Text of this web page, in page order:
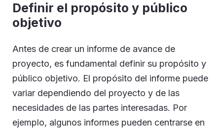
Definir el propósito y público
objetivo
Antes de crear un informe de avance de
proyecto, es fundamental definir su propósito y
público objetivo. El propósito del informe puede
variar dependiendo del proyecto y de las
necesidades de las partes interesadas. Por
ejemplo, algunos informes pueden centrarse en